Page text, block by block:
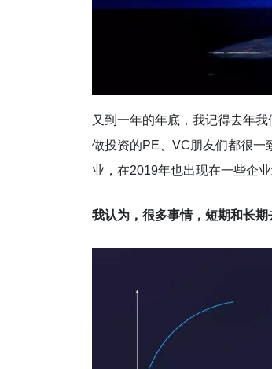
又到一年的年底，我记得去年
做投资的PE、VC朋友们都很一
业，在2019年也出现在一些企业
我认为，很多事情，短期和长期